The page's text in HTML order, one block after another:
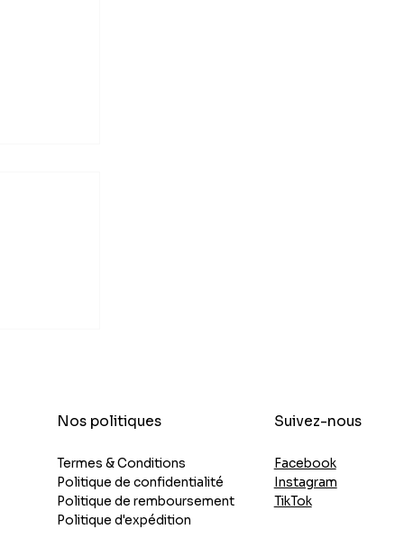
Nos politiques
Termes & Conditions
Politique de confidentialité
Politique de remboursement
Politique d'expédition
Suivez-nous
Facebook
Instagram
TikTok